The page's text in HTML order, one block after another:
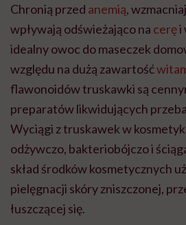
Chronią przed anemią,
wpływają odświeżająco na ceręi
idealny owoc do maseczek
względu na dużą zawartość
flawonoidów truskawki są
preparatów likwidujących
Wyciągi z truskawek w
odżywczo, bakteriobójczo i
skład środków kosmetycznych
pielęgnacji skóry zniszczonej,
łuszczącej się.